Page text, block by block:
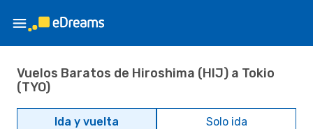
Vuelos Baratos de Hiroshima (HIJ) a Tokio
(TYO)
Ida y vuelta Solo ida